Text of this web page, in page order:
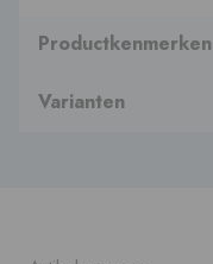
Productkenmerken
Varianten